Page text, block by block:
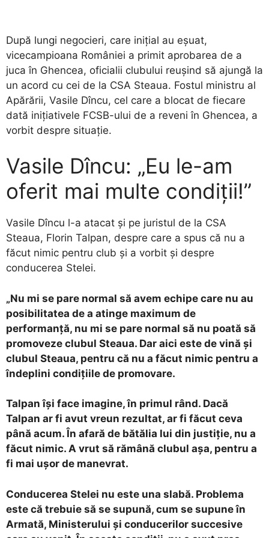
După lungi negocieri, care inițial au eșuat,
vicecampioana României a primit aprobarea de a
juca în Ghencea, oficialii clubului reușind să ajungă la
un acord cu cei de la CSA Steaua. Fostul ministru al
Apărării, Vasile Dîncu, cel care a blocat de fiecare
dată inițiativele FCSB-ului de a reveni în Ghencea, a
vorbit despre situație.
Vasile Dîncu: „Eu le-am
oferit mai multe condiții!”
Vasile Dîncu l-a atacat și pe juristul de la CSA
Steaua, Florin Talpan, despre care a spus că nu a
făcut nimic pentru club și a vorbit și despre
conducerea Stelei.
„Nu mi se pare normal să avem echipe care nu au
posibilitatea de a atinge maximum de
performanţă, nu mi se pare normal să nu poată să
promoveze clubul Steaua. Dar aici este de vină şi
clubul Steaua, pentru că nu a făcut nimic pentru a
îndeplini condiţiile de promovare.
Talpan îşi face imagine, în primul rând. Dacă
Talpan ar fi avut vreun rezultat, ar fi făcut ceva
până acum. În afară de bătălia lui din justiţie, nu a
făcut nimic. A vrut să rămână clubul aşa, pentru a
fi mai uşor de manevrat.
Conducerea Stelei nu este una slabă. Problema
este că trebuie să se supună, cum se supune în
Armată, Ministerului şi conducerilor succesive